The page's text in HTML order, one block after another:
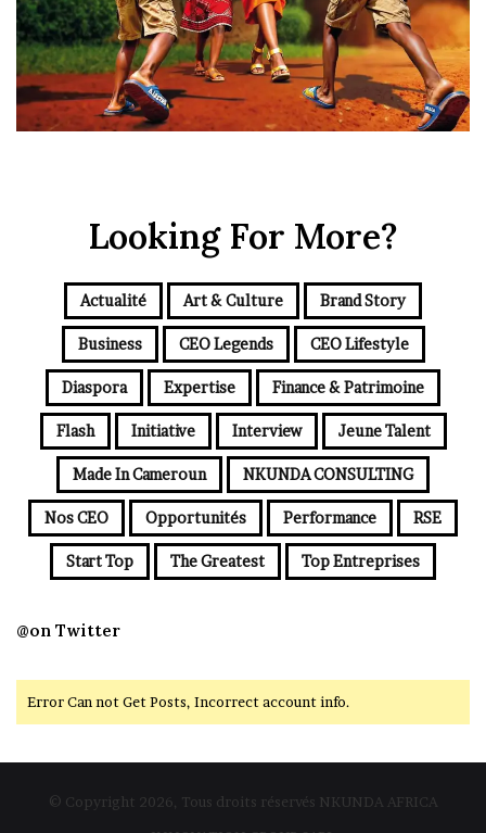
Looking For More?
Actualité Art & Culture Brand Story
Business CEO Legends CEO Lifestyle
Diaspora Expertise Finance & Patrimoine
Flash Initiative Interview Jeune Talent
Made In Cameroun NKUNDA CONSULTING
Nos CEO Opportunités Performance RSE
Start Top The Greatest Top Entreprises
@on Twitter
Error Can not Get Posts, Incorrect account info.
© Copyright 2026, Tous droits réservés NKUNDA AFRICA